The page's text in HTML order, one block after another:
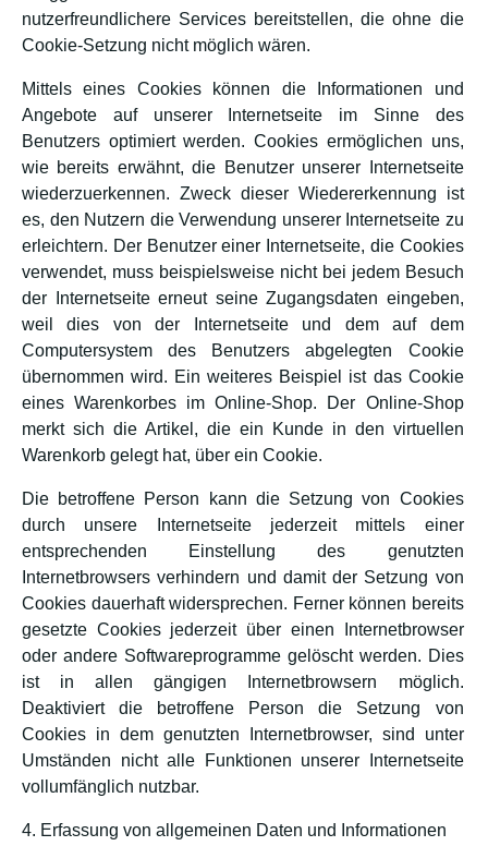
nutzerfreundlichere Services bereitstellen, die ohne die
Cookie-Setzung nicht möglich wären.
Mittels eines Cookies können die Informationen und
Angebote auf unserer Internetseite im Sinne des
Benutzers optimiert werden. Cookies ermöglichen uns,
wie bereits erwähnt, die Benutzer unserer Internetseite
wiederzuerkennen. Zweck dieser Wiedererkennung ist
es, den Nutzern die Verwendung unserer Internetseite zu
erleichtern. Der Benutzer einer Internetseite, die Cookies
verwendet, muss beispielsweise nicht bei jedem Besuch
der Internetseite erneut seine Zugangsdaten eingeben,
weil dies von der Internetseite und dem auf dem
Computersystem des Benutzers abgelegten Cookie
übernommen wird. Ein weiteres Beispiel ist das Cookie
eines Warenkorbes im Online-Shop. Der Online-Shop
merkt sich die Artikel, die ein Kunde in den virtuellen
Warenkorb gelegt hat, über ein Cookie.
Die betroffene Person kann die Setzung von Cookies
durch unsere Internetseite jederzeit mittels einer
entsprechenden Einstellung des genutzten
Internetbrowsers verhindern und damit der Setzung von
Cookies dauerhaft widersprechen. Ferner können bereits
gesetzte Cookies jederzeit über einen Internetbrowser
oder andere Softwareprogramme gelöscht werden. Dies
ist in allen gängigen Internetbrowsern möglich.
Deaktiviert die betroffene Person die Setzung von
Cookies in dem genutzten Internetbrowser, sind unter
Umständen nicht alle Funktionen unserer Internetseite
vollumfänglich nutzbar.
4. Erfassung von allgemeinen Daten und Informationen